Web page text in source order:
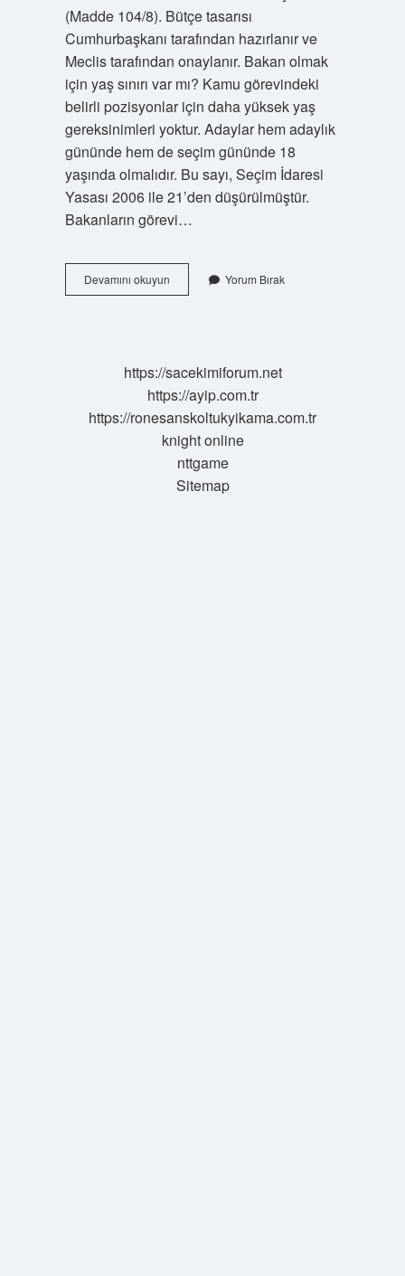
(Madde 104/8). Bütçe tasarısı
Cumhurbaşkanı tarafından hazırlanır ve
Meclis tarafından onaylanır. Bakan olmak
için yaş sınırı var mı? Kamu görevindeki
belirli pozisyonlar için daha yüksek yaş
gereksinimleri yoktur. Adaylar hem adaylık
gününde hem de seçim gününde 18
yaşında olmalıdır. Bu sayı, Seçim İdaresi
Yasası 2006 ile 21’den düşürülmüştür.
Bakanların görevi…
Devamını okuyunTürkiyede
Bakan
Yorum Bırak
https://sacekimiforum.net
https://ayip.com.tr
https://ronesanskoltukyikama.com.tr
knight online
nttgame
Sitemap